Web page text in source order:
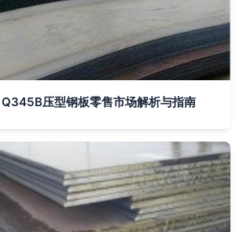
压型钢板零售市场解析与指南